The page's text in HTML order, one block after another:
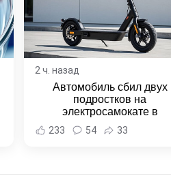
2 ч. назад
Автомобиль сбил двух
подростков на
электросамокате в
Комсомольске-на-Амуре -
Новости Хабаровска и
233 54 33